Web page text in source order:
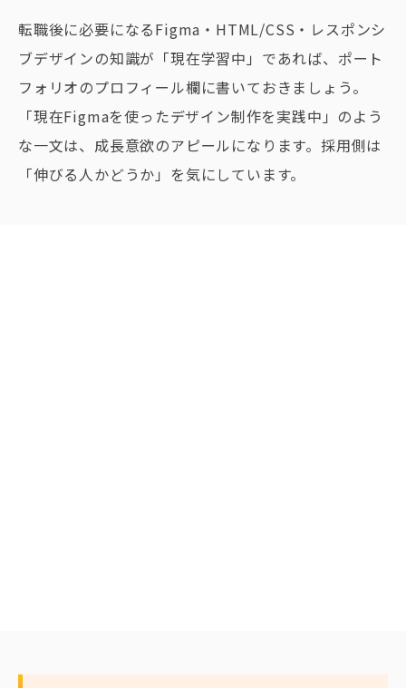
転職後に必要になるFigma・HTML/CSS・レスポンシ
ブデザインの知識が「現在学習中」であれば、ポート
フォリオのプロフィール欄に書いておきましょう。
「現在Figmaを使ったデザイン制作を実践中」のよう
な一文は、成長意欲のアピールになります。採用側は
「伸びる人かどうか」を気にしています。